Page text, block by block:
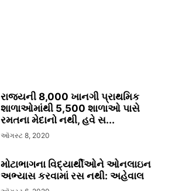
રાજ્યની 8,000 ખાનગી પ્રાથમિક
શાળાઓમાંથી 5,500 શાળાઓ પાસે
રમતના મેદાનો નથી, હવે સ...
ઑગસ્ટ 8, 2020
મોટાભાગના વિદ્યાર્થીઓને ઓનલાઇન
અભ્યાસ કરવામાં રસ નથી: અહેવાલ